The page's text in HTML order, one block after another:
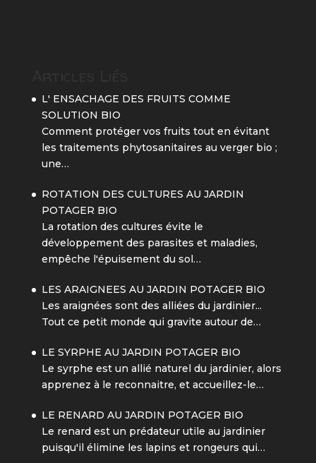
L' ENSACHAGE DES FRUITS COMME
SOLUTION BIO
Comment protéger vos fruits tout en évitant
les traitements phytosanitaires au verger bio ;
une…
ROTATION DES CULTURES AU JARDIN
POTAGER BIO
La rotation des cultures évite le
développement des parasites et maladies,
empêche l'épuisement du sol…
LES ARAIGNEES AU JARDIN POTAGER BIO
Les araignées sont des alliées du jardinier...
Tout ce petit monde qui gravite autour de…
LE SYRPHE AU JARDIN POTAGER BIO
Le syrphe est un allié naturel du jardinier, alors
apprenez à le reconnaitre, et accueillez-le…
LE RENARD AU JARDIN POTAGER BIO
Le renard est un prédateur utile au jardinier
puisqu'il élimine les lapins et rongeurs qui…